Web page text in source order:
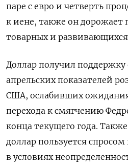
паре с евро и четверть
к иене, также он дорожает
товарных и
Доллар получил поддержку
апрельских показателей
США, ослабивших
перехода к смягчению
конца текущего года.
доллар пользуется
в условиях